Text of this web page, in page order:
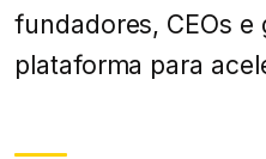
fundadores, CEOs
plataforma para